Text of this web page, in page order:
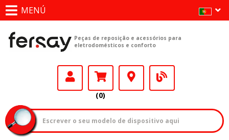
MENÚ
Peças de reposição e acessórios para
eletrodomésticos e conforto
(0)